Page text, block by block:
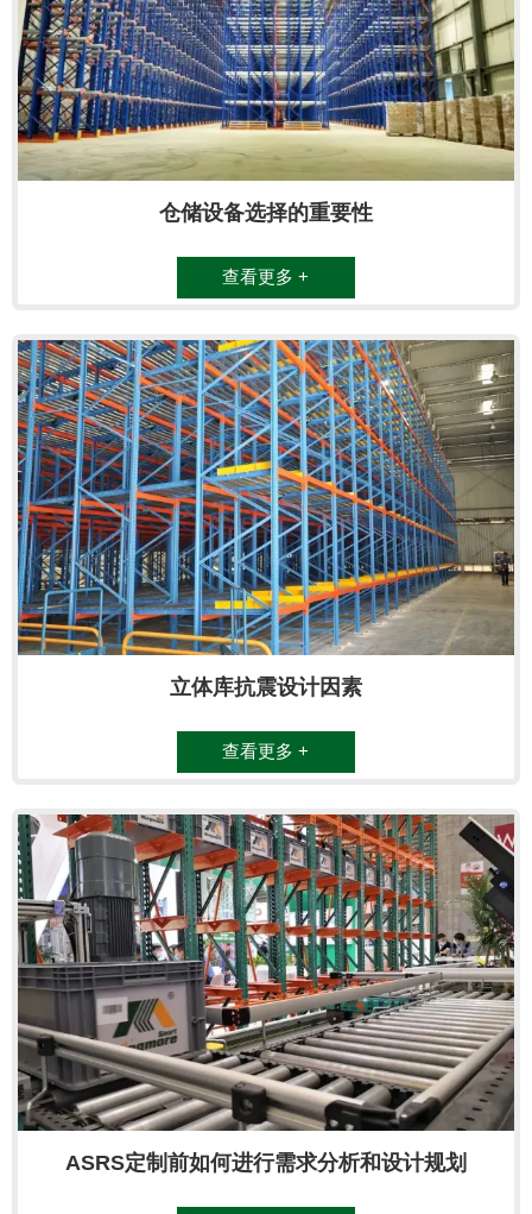
仓储设备选择的重要性
查看更多 +
立体库抗震设计因素
查看更多 +
ASRS定制前如何进行需求分析和设计规划